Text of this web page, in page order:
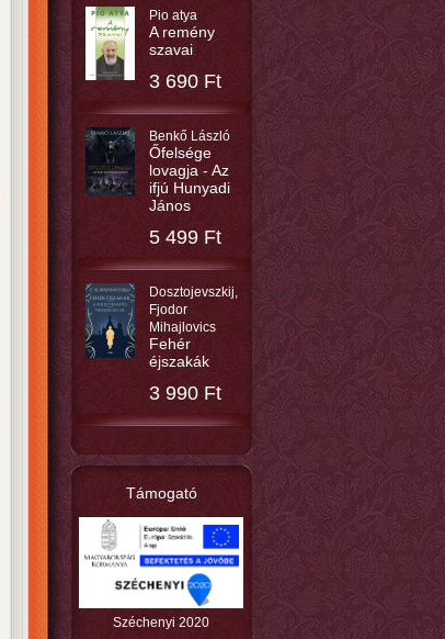
Pio atya
A remény
szavai
3 690 Ft
Benkő László
Őfelsége
lovagja - Az
ifjú Hunyadi
János
5 499 Ft
Dosztojevszkij,
Fjodor
Mihajlovics
Fehér
éjszakák
3 990 Ft
Támogató
Széchenyi 2020